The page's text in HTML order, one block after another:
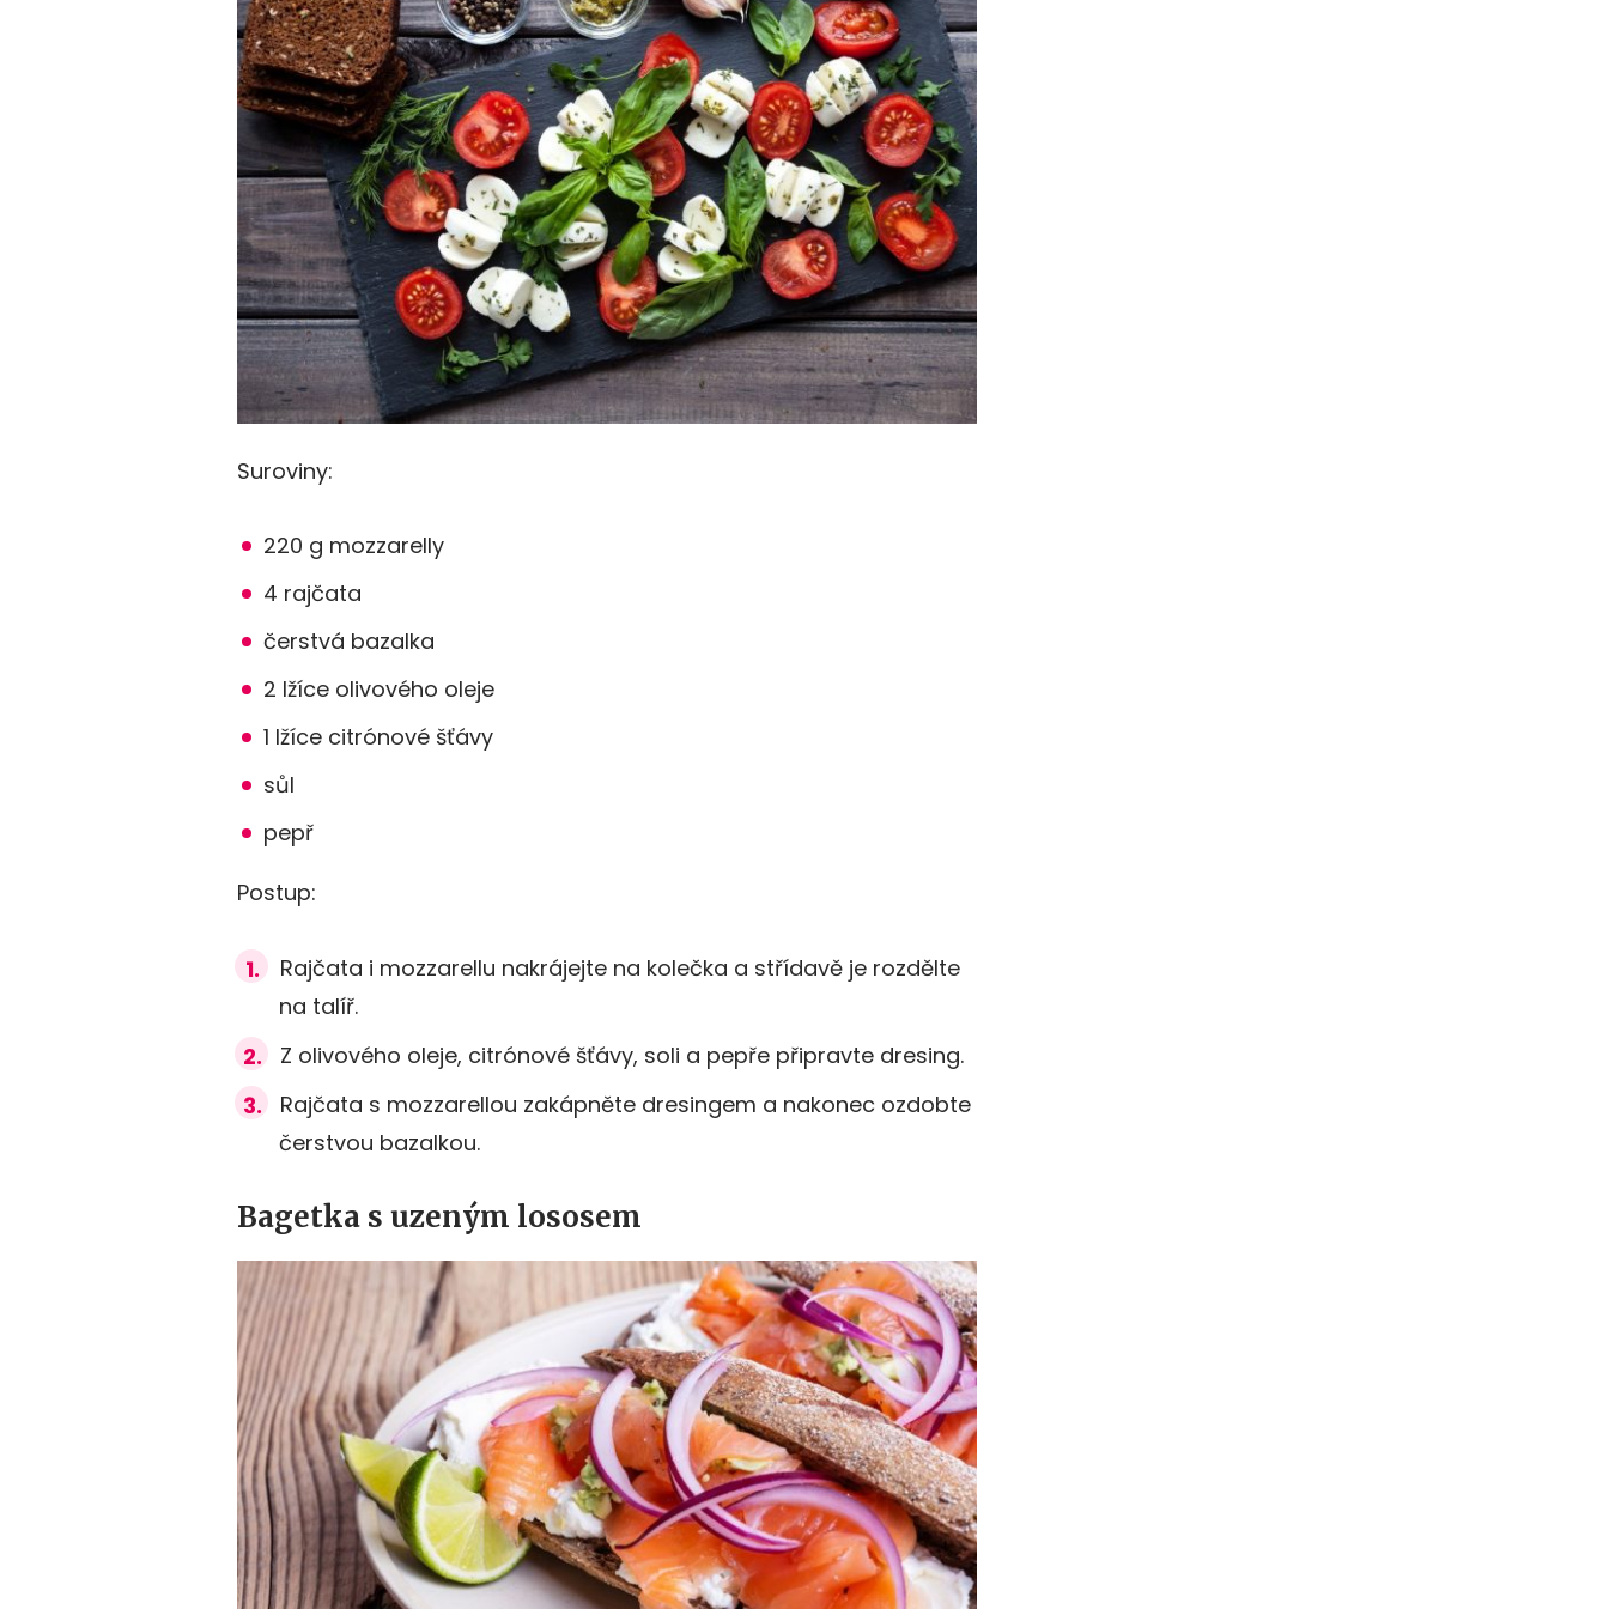
Suroviny:
220 g mozzarelly
4 rajčata
čerstvá bazalka
2 lžíce olivového oleje
1 lžíce citrónové šťávy
sůl
pepř
Postup:
Rajčata i mozzarellu nakrájejte na kolečka a střídavě je rozdělte
na talíř.
Z olivového oleje, citrónové šťávy, soli a pepře připravte dresing.
Rajčata s mozzarellou zakápněte dresingem a nakonec ozdobte
čerstvou bazalkou.
Bagetka s uzeným lososem